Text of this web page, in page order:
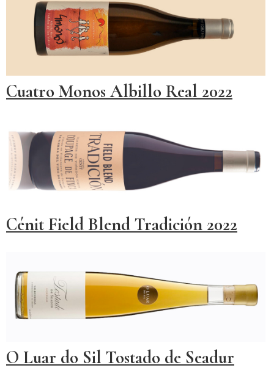
Cuatro Monos Albillo Real 2022
Cénit Field Blend Tradición 2022
O Luar do Sil Tostado de Seadur